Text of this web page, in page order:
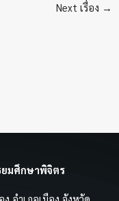
Next เรื่อง →
มศึกษาพิจิตร